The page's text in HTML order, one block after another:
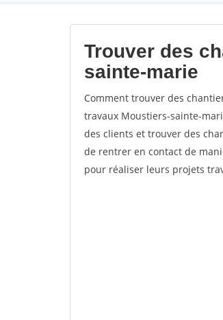
Trouver des
sainte-marie
Comment trouver des
travaux Moustiers-sainte-
des clients et trouver des
de rentrer en contact de
pour réaliser leurs projets